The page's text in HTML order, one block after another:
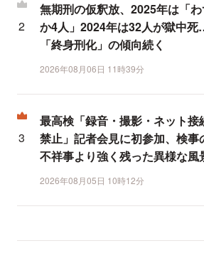
無期刑の仮釈放、2025年は「
か4人」2024年は32人が獄中
「終身刑化」の傾向続く
2026年08月06日 11時39分
最高検「録音・撮影・ネット接
禁止」記者会見に初参加、検事
不祥事より強く残った異様な風
2026年08月05日 10時12分